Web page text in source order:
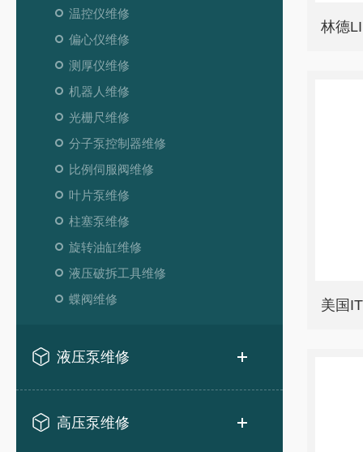
温控仪维修
偏心仪维修
测厚仪维修
机器人维修
光栅尺维修
分子泵控制器维修
比例伺服阀维修
叶片泵维修
柱塞泵维修
旋转油缸维修
液压破拆工具维修
蝶阀维修
液压泵维修
高压泵维修
林德
美国